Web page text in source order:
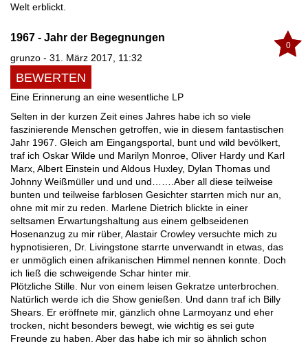
Welt erblickt.
0
1967 - Jahr der Begegnungen
grunzo - 31. März 2017, 11:32
BEWERTEN
Eine Erinnerung an eine wesentliche LP
Selten in der kurzen Zeit eines Jahres habe ich so viele
faszinierende Menschen getroffen, wie in diesem fantastischen
Jahr 1967. Gleich am Eingangsportal, bunt und wild bevölkert,
traf ich Oskar Wilde und Marilyn Monroe, Oliver Hardy und Karl
Marx, Albert Einstein und Aldous Huxley, Dylan Thomas und
Johnny Weißmüller und und und…….Aber all diese teilweise
bunten und teilweise farblosen Gesichter starrten mich nur an,
ohne mit mir zu reden. Marlene Dietrich blickte in einer
seltsamen Erwartungshaltung aus einem gelbseidenen
Hosenanzug zu mir rüber, Alastair Crowley versuchte mich zu
hypnotisieren, Dr. Livingstone starrte unverwandt in etwas, das
er unmöglich einen afrikanischen Himmel nennen konnte. Doch
ich ließ die schweigende Schar hinter mir.
Plötzliche Stille. Nur von einem leisen Gekratze unterbrochen.
Natürlich werde ich die Show genießen. Und dann traf ich Billy
Shears. Er eröffnete mir, gänzlich ohne Larmoyanz und eher
trocken, nicht besonders bewegt, wie wichtig es sei gute
Freunde zu haben. Aber das habe ich mir so ähnlich schon